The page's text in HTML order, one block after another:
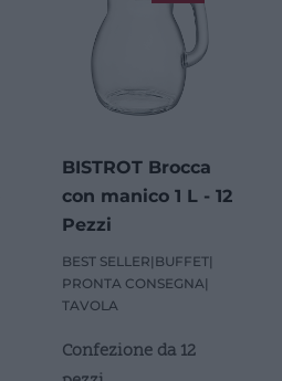
BISTROT Brocca
con manico 1 L - 12
Pezzi
BEST SELLER| BUFFET|
PRONTA CONSEGNA|
TAVOLA
Confezione da 12